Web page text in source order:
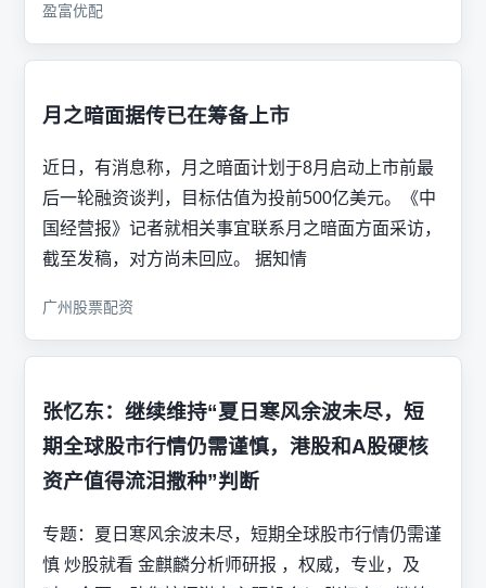
盈富优配
月之暗面据传已在筹备上市
近日，有消息称，月之暗面计划于8月启动上市前最
后一轮融资谈判，目标估值为投前500亿美元。《中
国经营报》记者就相关事宜联系月之暗面方面采访，
截至发稿，对方尚未回应。 据知情
广州股票配资
张忆东：继续维持“夏日寒风余波未尽，短
期全球股市行情仍需谨慎，港股和A股硬核
资产值得流泪撒种”判断
专题：夏日寒风余波未尽，短期全球股市行情仍需谨
慎 炒股就看 金麒麟分析师研报 ，权威，专业，及